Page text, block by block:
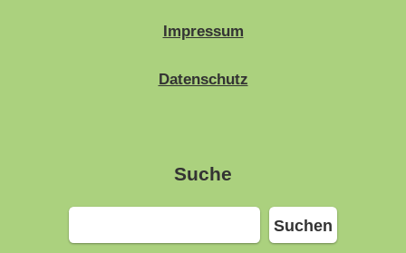
Impressum
Datenschutz
Suche
Suchen
Suchen